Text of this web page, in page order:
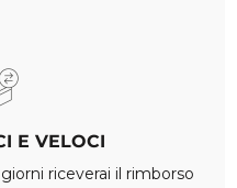
E VELOCI
riceverai il rimborso